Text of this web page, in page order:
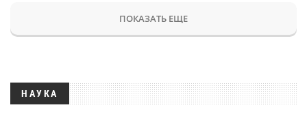
ПОКАЗАТЬ ЕЩЕ
НАУКА